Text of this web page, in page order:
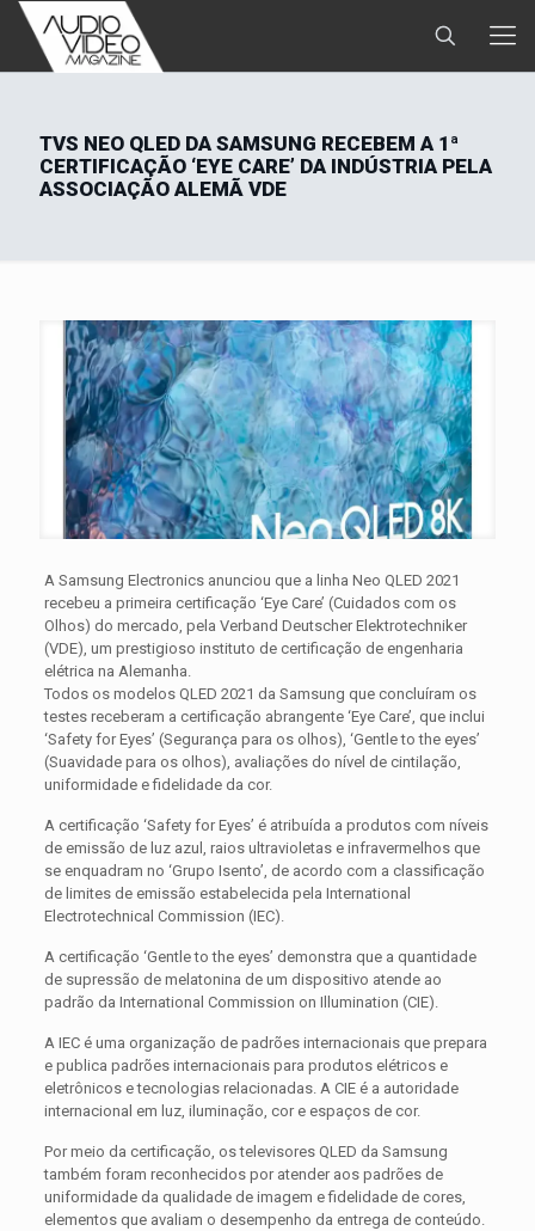
TVS NEO QLED DA SAMSUNG RECEBEM A 1ª
CERTIFICAÇÃO ‘EYE CARE’ DA INDÚSTRIA PELA
ASSOCIAÇÃO ALEMÃ VDE
A Samsung Electronics anunciou que a linha Neo QLED 2021
recebeu a primeira certificação ‘Eye Care’ (Cuidados com os
Olhos) do mercado, pela Verband Deutscher Elektrotechniker
(VDE), um prestigioso instituto de certificação de engenharia
elétrica na Alemanha.
Todos os modelos QLED 2021 da Samsung que concluíram os
testes receberam a certificação abrangente ‘Eye Care’, que inclui
‘Safety for Eyes’ (Segurança para os olhos), ‘Gentle to the eyes’
(Suavidade para os olhos), avaliações do nível de cintilação,
uniformidade e fidelidade da cor.
A certificação ‘Safety for Eyes’ é atribuída a produtos com níveis
de emissão de luz azul, raios ultravioletas e infravermelhos que
se enquadram no ‘Grupo Isento’, de acordo com a classificação
de limites de emissão estabelecida pela International
Electrotechnical Commission (IEC).
A certificação ‘Gentle to the eyes’ demonstra que a quantidade
de supressão de melatonina de um dispositivo atende ao
padrão da International Commission on Illumination (CIE).
A IEC é uma organização de padrões internacionais que prepara
e publica padrões internacionais para produtos elétricos e
eletrônicos e tecnologias relacionadas. A CIE é a autoridade
internacional em luz, iluminação, cor e espaços de cor.
Por meio da certificação, os televisores QLED da Samsung
também foram reconhecidos por atender aos padrões de
uniformidade da qualidade de imagem e fidelidade de cores,
elementos que avaliam o desempenho da entrega de conteúdo.